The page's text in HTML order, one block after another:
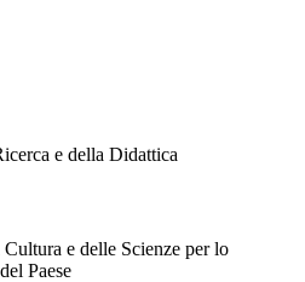
e della Didattica
e delle Scienze per lo
Paese